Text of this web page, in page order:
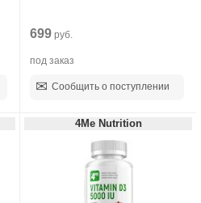
699 руб.
под заказ
Сообщить о поступлении
4Me Nutrition